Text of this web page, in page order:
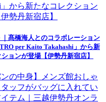
｜髙橋海人とのコラボレーション
per Kaito Takahashi」から新
ョンが登場【伊勢丹新宿店】